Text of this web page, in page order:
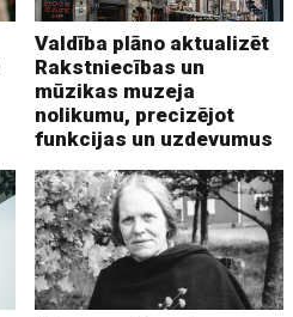
Valdība plāno aktualizēt
Rakstniecības un
mūzikas muzeja
nolikumu, precizējot
funkcijas un uzdevumus